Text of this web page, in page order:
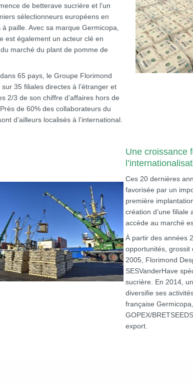
de betterave sucrière et l’un
sélectionneurs européens en
à paille. Avec sa marque Germicopa,
est également un acteur clé en
marché du plant de pomme de
65 pays, le Groupe Florimond
sur 35 filiales directes à l’étranger et
2/3 de son chiffre d’affaires hors de
de 60% des collaborateurs du
d’ailleurs localisés à l’international.
Une croissance
Ces 20 dernières
favorisée par un
première
création d’une
accède au marché
À partir des années
opportunités, grossit
2005, Florimond
SESVanderHave
sucrière. En 2014,
diversifie ses
française
GOPEX/
export.